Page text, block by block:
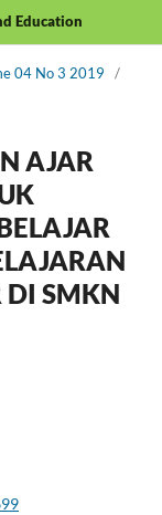
Education
04 No 3 2019
/
AJAR
DI SMKN